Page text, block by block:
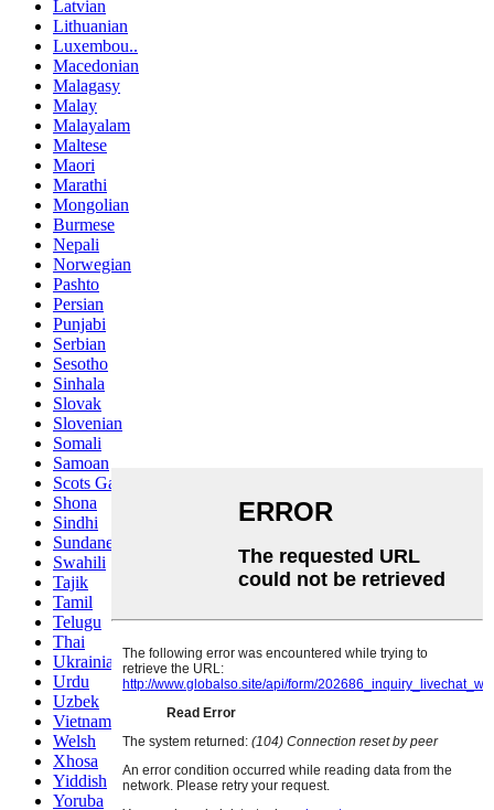
Latvian
Lithuanian
Luxembou..
Macedonian
Malagasy
Malay
Malayalam
Maltese
Maori
Marathi
Mongolian
Burmese
Nepali
Norwegian
Pashto
Persian
Punjabi
Serbian
Sesotho
Sinhala
Slovak
Slovenian
Somali
Samoan
Scots Gaelic
Shona
Sindhi
Sundanese
Swahili
Tajik
Tamil
Telugu
Thai
Ukrainian
Urdu
Uzbek
Vietnamese
Welsh
Xhosa
Yiddish
Yoruba